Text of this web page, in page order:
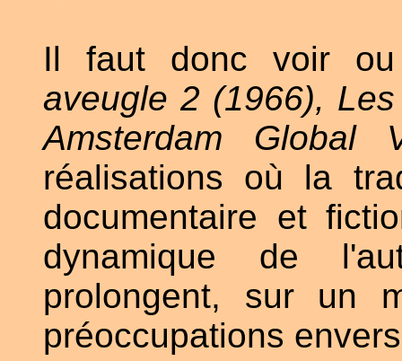
Il faut donc voir
aveugle 2 (1966),
Amsterdam Global
réalisations où la
documentaire et
dynamique de
prolongent, sur un
préoccupations